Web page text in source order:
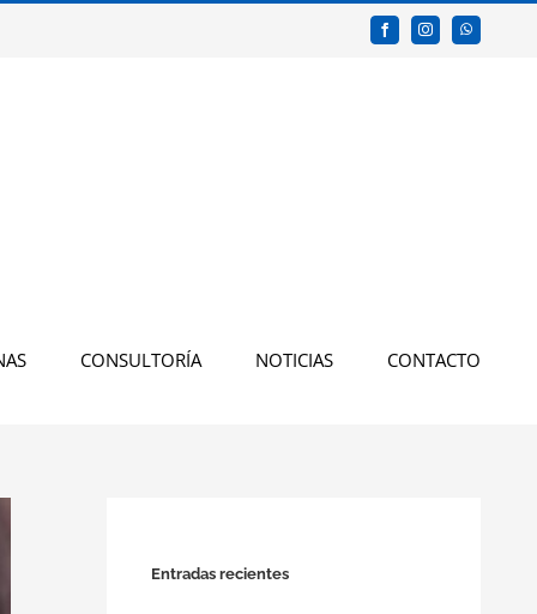
FacebookInstagramWhatsApp
CONSULTORÍA NOTICIAS CONTACTO
Entradas recientes